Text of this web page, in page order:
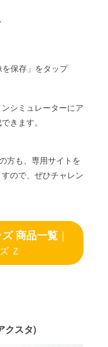
保存」をタップ
シミュレーターにア
きます。
方も、専用サイトを
ので、ぜひチャレン
商品一覧｜
Ｚ
クスタ)